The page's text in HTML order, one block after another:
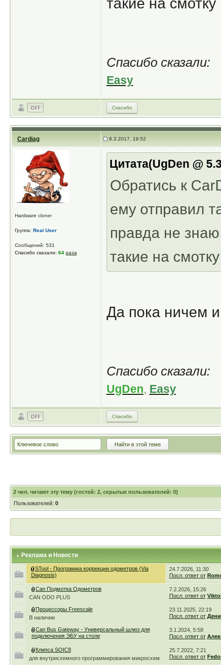
Спасибо сказали:
Easy
Спасибо
Cardiag 8.3.2017, 19:52
Hardware cloner
Группа: Real User
Сообщений: 531
Спасибо сказали: 64 раза
Цитата(UgDen @
Обратись к
ему отправил
правда не
такие на
Да пока ничем
Спасибо сказали:
UgDen, Easy
Спасибо
2чел. читают эту тему (гостей: 2, скрытых пользователей: 0)
Пользователей: 0
Реклама и Новости
STool - Программа коррекции одометров (Via
Diagnosis)
24.7.2026, 11:30
Посл. ответ от
Can Подмотка Одометров
CAN ODO PLUS
7.2.2026, 15:26
Посл. ответ от
Процессоры Freescale
В наличии
23.11.2025, 22:19
Посл. ответ от
Can Bus Gateway - Универсальный шлюз для
подключения ЭБУ на столе
3.1.2024, 5:58
Посл. ответ от
Клипса SOIC8
для внутрисхемного программирования микросхем
25.7.2022, 7:21
Посл. ответ от